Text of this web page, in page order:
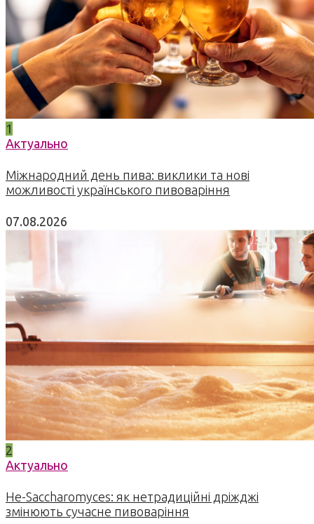
1
Актуально
Міжнародний день пива: виклики та нові
можливості українського пивоваріння
07.08.2026
2
Актуально
Не-Saccharomyces: як нетрадиційні дріжджі
змінюють сучасне пивоваріння